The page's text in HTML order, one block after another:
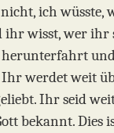
ich wüsste,
ihr wisst, wer ihr
werdet weit
Ihr seid
bekannt. Dies